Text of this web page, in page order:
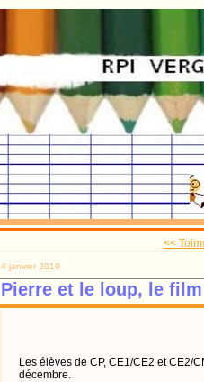
<<
4 janvier 2019
Pierre et le loup, le film
Les élèves de CP, CE1/CE2 et CE2/
décembre.